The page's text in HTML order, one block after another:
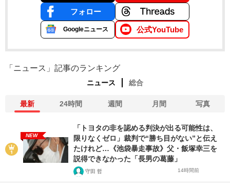
フォロー
Googleニュース 公式YouTube
「ニュース」記事のランキング
ニュース 総合
最新 24時間 週間 月間 写真
NEW
「トヨタの非を認める判決が出る可能性は、
限りなくゼロ」裁判で“勝ち目がない”と伝え
たけれど…《池袋暴走事故》父・飯塚幸三を
説得できなかった「長男の葛藤」
守田 哲 14時間前